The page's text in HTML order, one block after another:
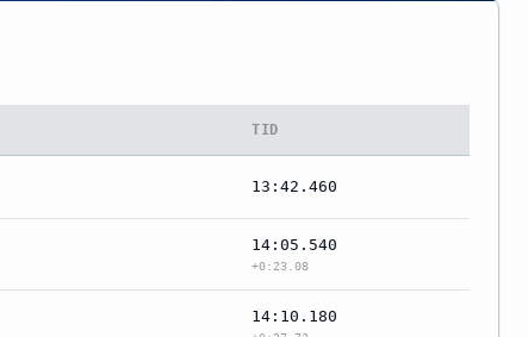
TID
13:42.460
14:05.540
+0:23.08
14:10.180